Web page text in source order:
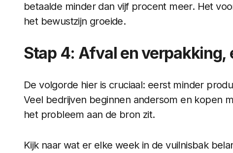
betaalde minder dan vijf procent meer. Het
het bewustzijn groeide.
Stap 4: Afval en verpakking,
De volgorde hier is cruciaal: eerst minder
Veel bedrijven beginnen andersom en kopen
het probleem aan de bron zit.
Kijk naar wat er elke week in de vuilnisbak